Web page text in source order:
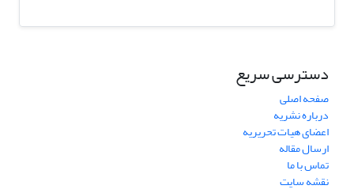
دسترسی سریع
صفحه اصلی
درباره نشریه
اعضای هیات تحریریه
ارسال مقاله
تماس با ما
نقشه سایت